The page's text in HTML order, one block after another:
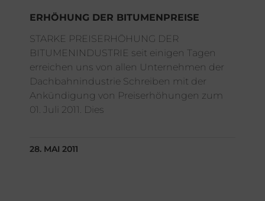
ERHÖHUNG DER BITUMENPREISE
STARKE PREISERHÖHUNG DER
BITUMENINDUSTRIE seit einigen Tagen
erreichen uns von allen Unternehmen der
Dachbahnindustrie Schreiben mit der
Ankündigung von Preiserhöhungen zum
01. Juli 2011. Dies
28. MAI 2011